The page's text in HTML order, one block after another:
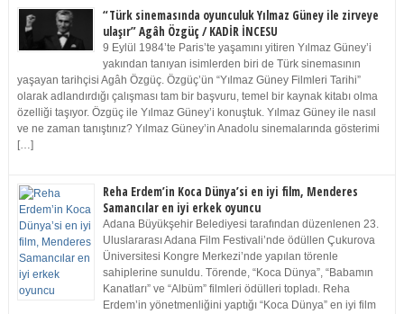
“Türk sinemasında oyunculuk Yılmaz Güney ile zirveye
ulaşır” Agâh Özgüç / KADİR İNCESU
9 Eylül 1984’te Paris’te yaşamını yitiren Yılmaz Güney’i
yakından tanıyan isimlerden biri de Türk sinemasının
yaşayan tarihçisi Agâh Özgüç. Özgüç’ün “Yılmaz Güney Filmleri Tarihi”
olarak adlandırdığı çalışması tam bir başvuru, temel bir kaynak kitabı olma
özelliği taşıyor. Özgüç ile Yılmaz Güney’i konuştuk. Yılmaz Güney ile nasıl
ve ne zaman tanıştınız? Yılmaz Güney’in Anadolu sinemalarında gösterimi
[…]
Reha Erdem’in Koca Dünya’si en iyi film, Menderes
Samancılar en iyi erkek oyuncu
Adana Büyükşehir Belediyesi tarafından düzenlenen 23.
Uluslararası Adana Film Festivali’nde ödüllen Çukurova
Üniversitesi Kongre Merkezi’nde yapılan törenle
sahiplerine sunuldu. Törende, “Koca Dünya”, “Babamın
Kanatları” ve “Albüm” filmleri ödülleri topladı. Reha
Erdem’in yönetmenliğini yaptığı “Koca Dünya” en iyi film